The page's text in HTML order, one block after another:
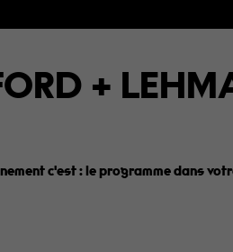
+
c'est : le programme dans